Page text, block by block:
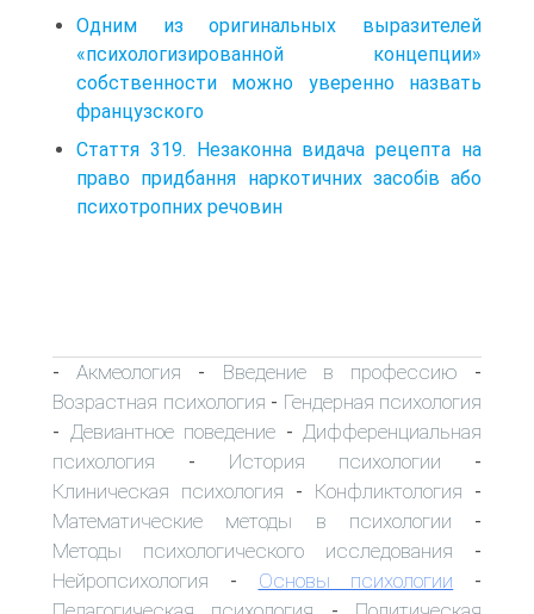
Одним из оригинальных выразителей
«психологизированной концепции»
собственности можно уверенно назвать
французского
Стаття 319. Незаконна видача рецепта на
право придбання наркотичних засобів або
психотропних речовин
-Акмеология - Введение в профессию -
Возрастная психология - Гендерная психология
- Девиантное поведение - Дифференциальная
психология - История психологии -
Клиническая психология - Конфликтология -
Математические методы в психологии -
Методы психологического исследования -
Нейропсихология - Основы психологии -